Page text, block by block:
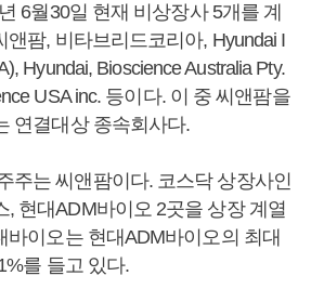
6월30일 현재 비상장사 5개를 계
앤팜, 비타브리드코리아, Hyundai I
Hyundai, Bioscience Australia Pty.
USA inc. 등이다. 이 중 씨앤팜을
연결대상 종속회사다.
주는 씨앤팜이다. 코스닥 상장사인
, 현대ADM바이오 2곳을 상장 계열
바이오는 현대ADM바이오의 최대
를 들고 있다.